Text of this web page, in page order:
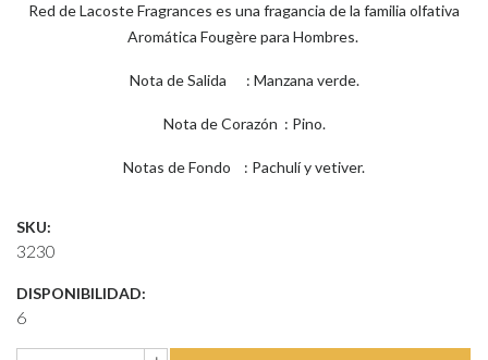
Red de Lacoste Fragrances es una fragancia de la familia olfativa
Aromática Fougère para Hombres.
Nota de Salida : Manzana verde.
Nota de Corazón : Pino.
Notas de Fondo : Pachulí y vetiver.
SKU:
3230
DISPONIBILIDAD:
6